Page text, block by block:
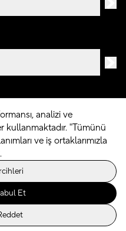
hakları saklıdır
By
analizi ve
kullanmaktadır. "Tümünü
ve iş ortaklarımızla
Et